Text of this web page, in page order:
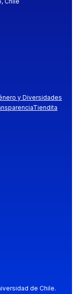
y Diversidades
Tiendita
de Chile.